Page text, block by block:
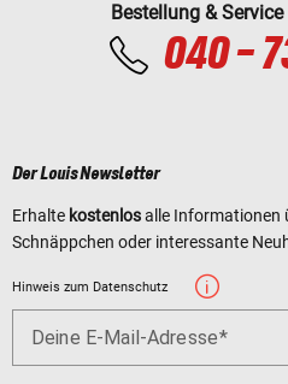
Bestellung &
040 -
Der Louis Newsletter
Erhalte kostenlosalle Informationen
Schnäppchen oder interessante
Hinweis zum Datenschutz
Deine E-Mail-Adresse